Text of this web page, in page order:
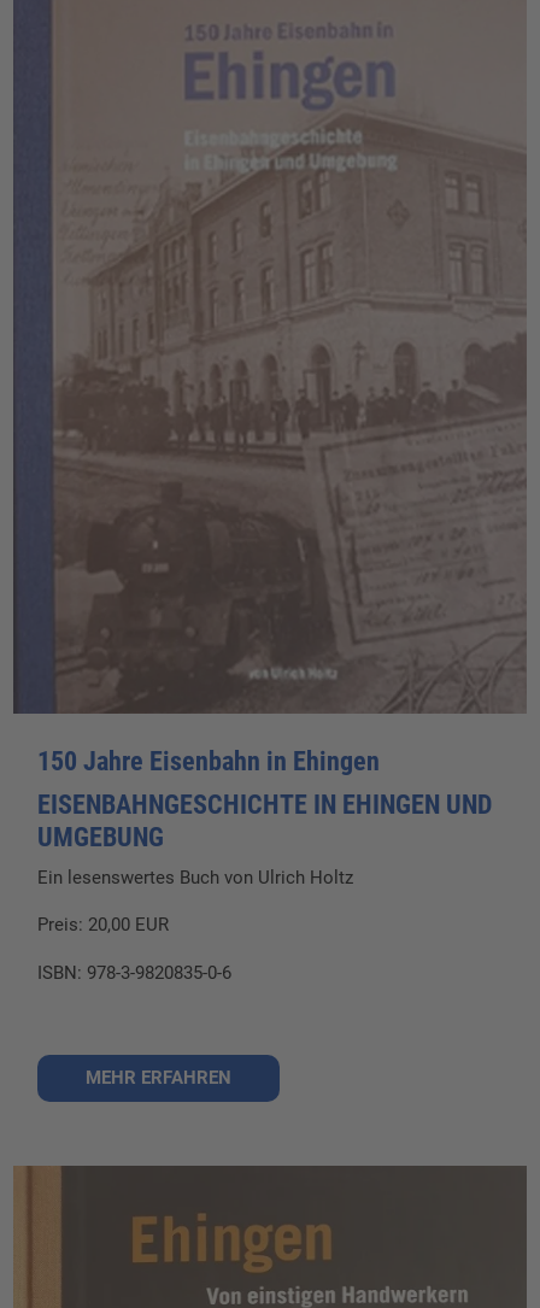
150 Jahre Eisenbahn in Ehingen
EISENBAHNGESCHICHTE IN EHINGEN UND
UMGEBUNG
Ein lesenswertes Buch von Ulrich Holtz
Preis: 20,00 EUR
ISBN: 978-3-9820835-0-6
MEHR ERFAHREN